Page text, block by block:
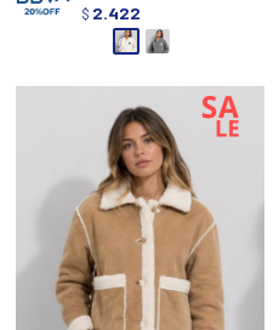
$ 2.422